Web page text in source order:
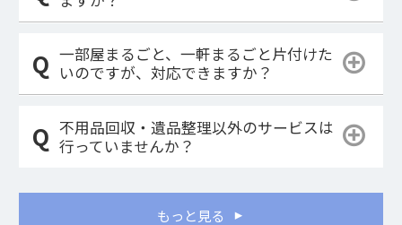
一部屋まるごと、一軒まるごと片付けた
いのですが、対応できますか？
不用品回収・遺品整理以外のサービスは
行っていませんか？
もっと見る